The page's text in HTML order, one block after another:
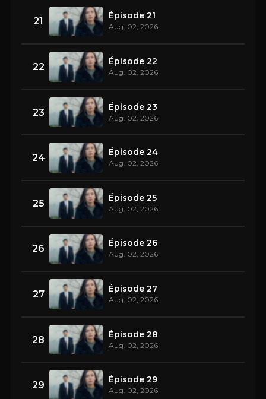
21 Épisode 21
Aug. 02, 2026
22 Épisode 22
Aug. 02, 2026
23 Épisode 23
Aug. 02, 2026
24 Épisode 24
Aug. 02, 2026
25 Épisode 25
Aug. 02, 2026
26 Épisode 26
Aug. 02, 2026
27 Épisode 27
Aug. 02, 2026
28 Épisode 28
Aug. 02, 2026
29 Épisode 29
Aug. 02, 2026